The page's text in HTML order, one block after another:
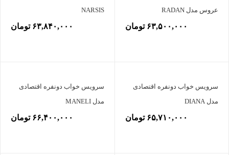
عروس مدل RADAN
۶۳,۵۰۰,۰۰۰ تومان
NARSIS
۶۳,۸۴۰,۰۰۰ تومان
سرویس خواب دونفره اقتصادی
مدل DIANA
۶۵,۷۱۰,۰۰۰ تومان
سرویس خواب دونفره اقتصادی
مدل MANELI
۶۶,۴۰۰,۰۰۰ تومان